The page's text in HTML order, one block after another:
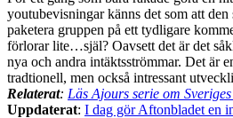
youtubevisningar känns det som att
paketera gruppen på ett tydligare
förlorar lite…själ? Oavsett det är det
nya och andra intäktsströmmar. Det är
tradtionell, men också intressant
Relaterat: Läs Ajours serie om
Uppdaterat: I dag gör Aftonbladet en